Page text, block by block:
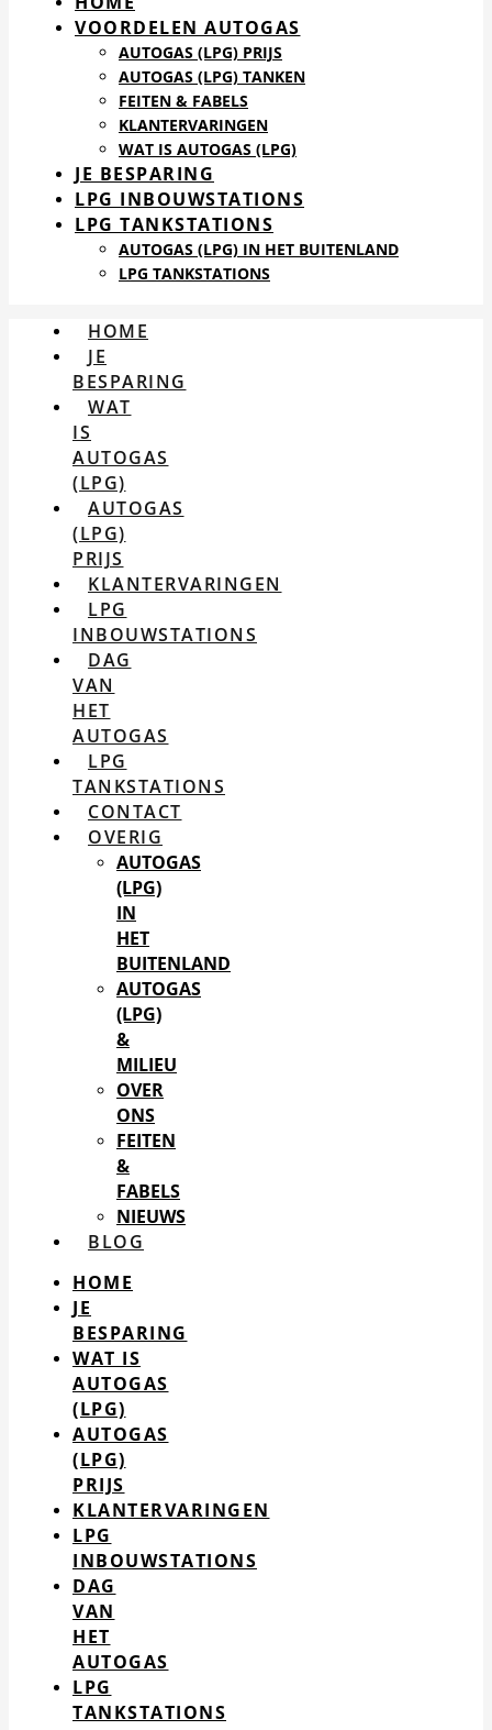
VOORDELEN AUTOGAS
AUTOGAS (LPG) PRIJS
AUTOGAS (LPG) TANKEN
FEITEN & FABELS
KLANTERVARINGEN
WAT IS AUTOGAS (LPG)
JE BESPARING
LPG INBOUWSTATIONS
LPG TANKSTATIONS
AUTOGAS (LPG) IN HET BUITENLAND
LPG TANKSTATIONS
HOME
JE
BESPARING
WAT
IS
AUTOGAS
(LPG)
AUTOGAS
(LPG)
PRIJS
KLANTERVARINGEN
LPG
INBOUWSTATIONS
DAG
VAN
HET
AUTOGAS
LPG
TANKSTATIONS
CONTACT
OVERIG
AUTOGAS
(LPG)
IN
HET
BUITENLAND
AUTOGAS
(LPG)
&
MILIEU
OVER
ONS
FEITEN
&
FABELS
NIEUWS
BLOG
HOME
JE
BESPARING
WAT IS
AUTOGAS
(LPG)
AUTOGAS
(LPG)
PRIJS
KLANTERVARINGEN
LPG
INBOUWSTATIONS
DAG
VAN
HET
AUTOGAS
LPG
TANKSTATIONS